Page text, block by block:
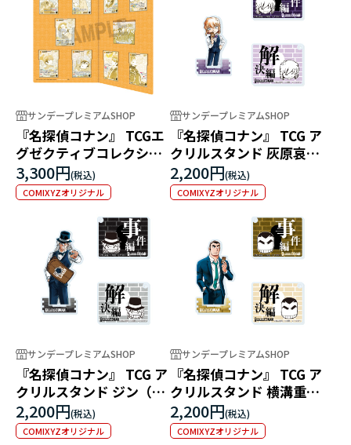
サンデープレミアムSHOP
『名探偵コナン』 TCGエ
グゼクティブコレクショ
ン[02]Highway in 2026
3,300円
COMIXYZオリジナル
サンデープレミアムSHOP
『名探偵コナン』 TCG ア
クリルスタンド 灰原哀
（マーカー付）
2,200円
COMIXYZオリジナル
サンデープレミアムSHOP
『名探偵コナン』 TCG ア
クリルスタンド ジン（マ
ーカー付）
2,200円
COMIXYZオリジナル
サンデープレミアムSHOP
『名探偵コナン』 TCG ア
クリルスタンド 横溝重悟
（マーカー付）
2,200円
COMIXYZオリジナル